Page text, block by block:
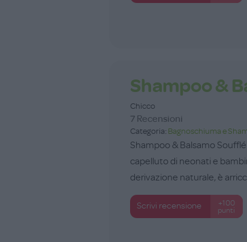
Shampoo &
Chicco
7 Recensioni
Categoria: Bagnoschiuma e
Shampoo & Balsamo
capelluto di neonati e
derivazione naturale, è
Scrivi recensione
+100
punti